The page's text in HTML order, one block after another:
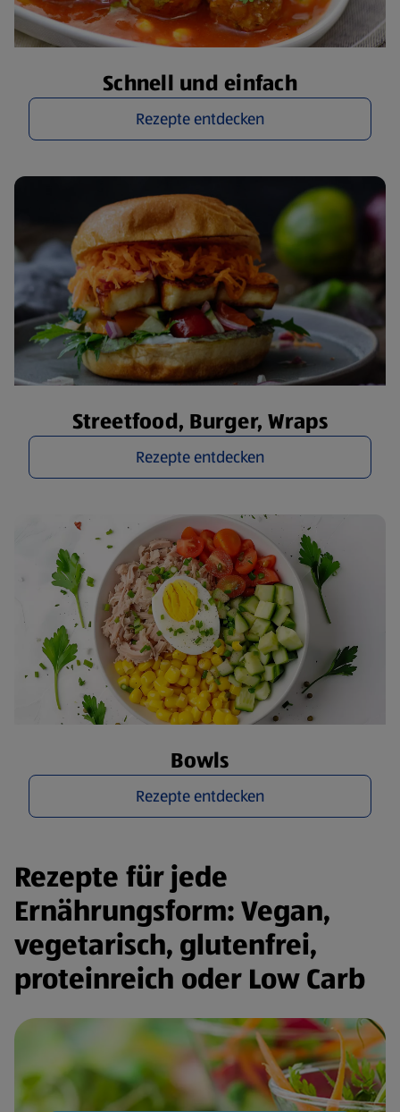
Schnell und einfach
Rezepte entdecken
Streetfood, Burger, Wraps
Rezepte entdecken
Bowls
Rezepte entdecken
Rezepte für jede
Ernährungsform: Vegan,
vegetarisch, glutenfrei,
proteinreich oder Low Carb